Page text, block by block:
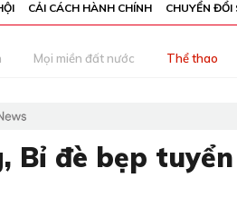
CẢI CÁCH HÀNH CHÍNH CHUYỂN ĐỔI
Mọi miền đất nước Thể thao
Bỉ đè bẹp